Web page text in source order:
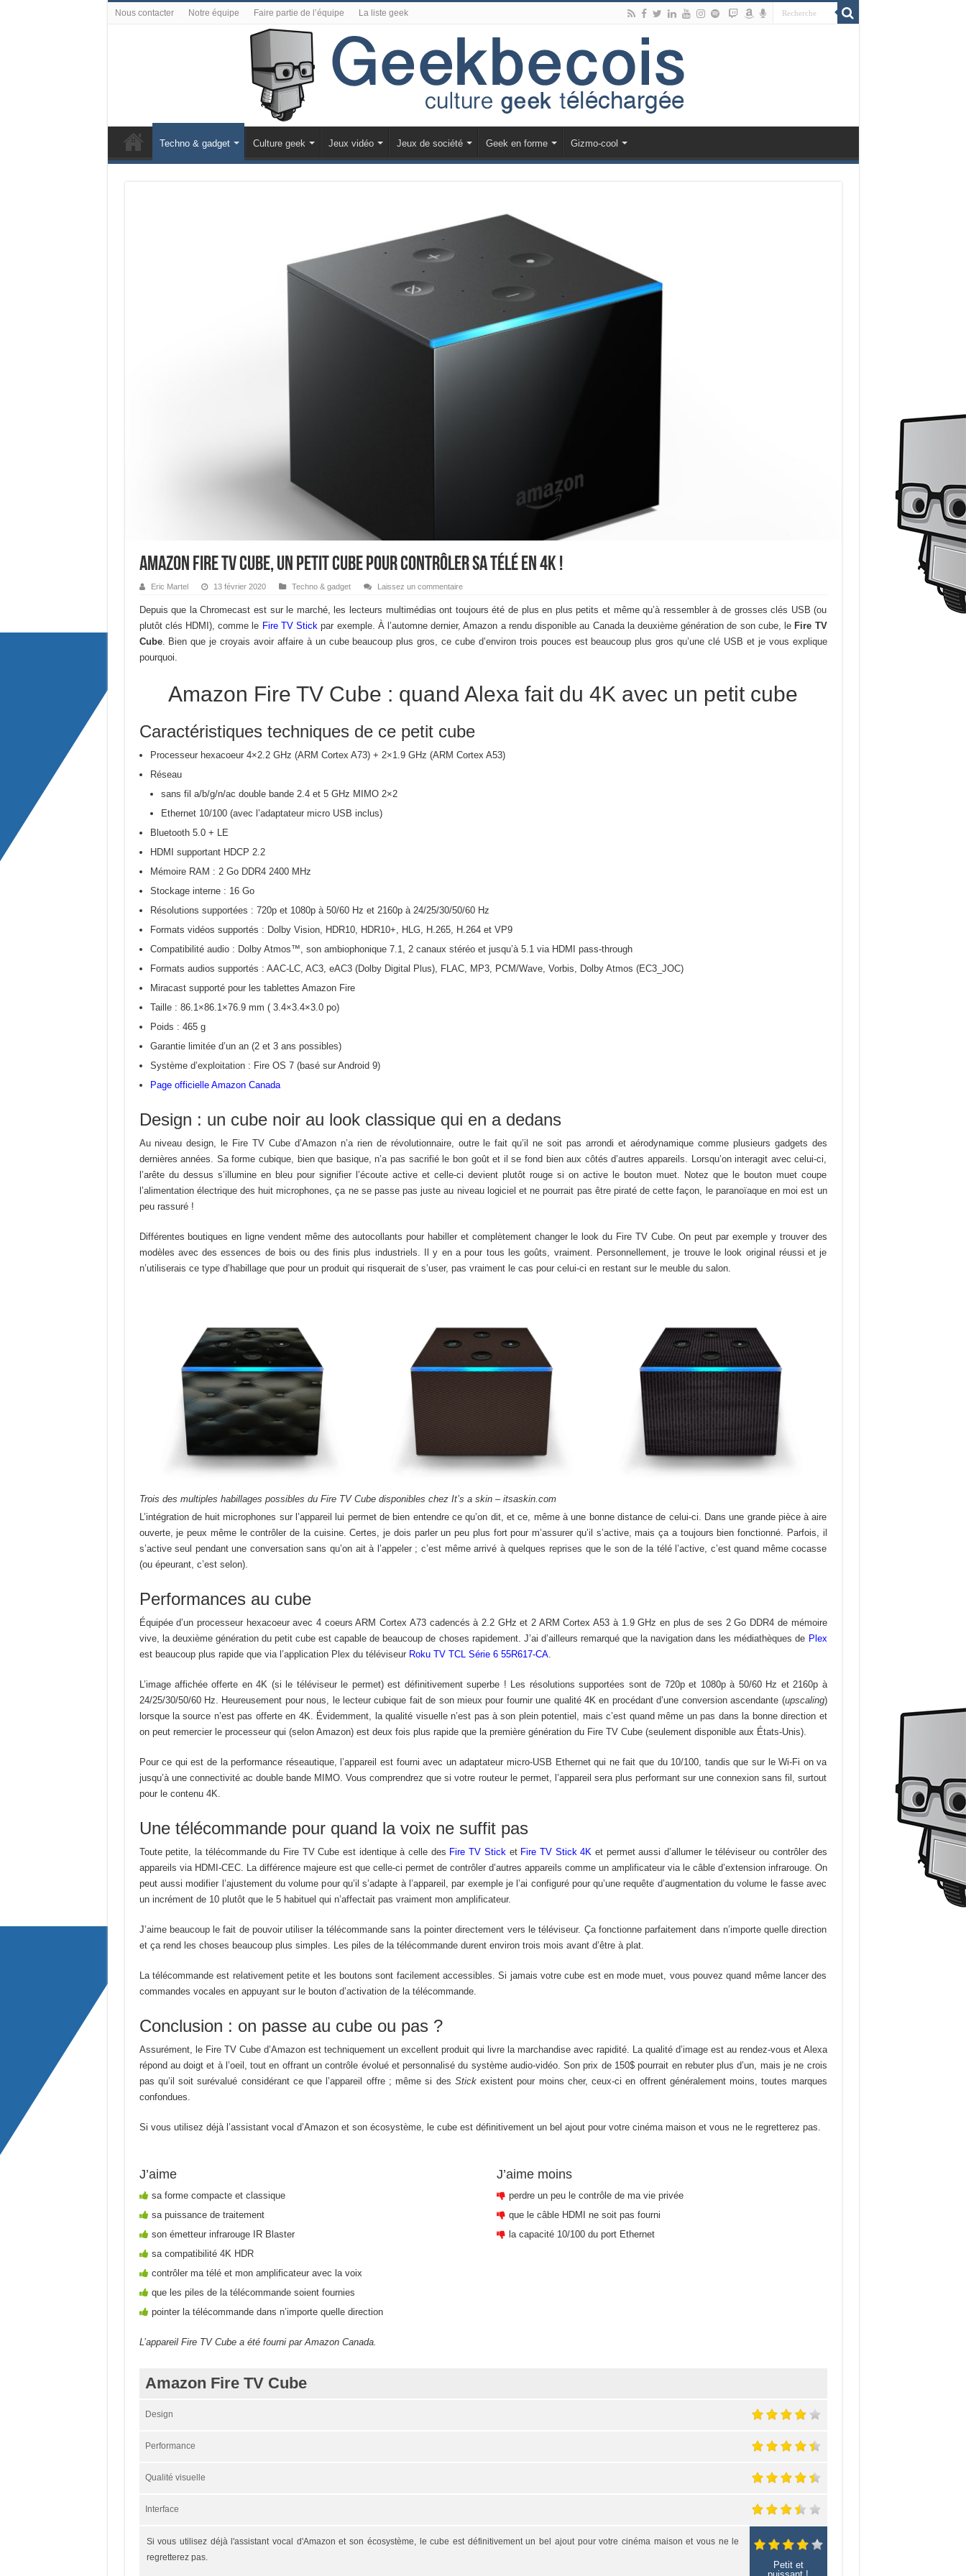
Nous contacter Notre équipe Faire partie de l’équipe La liste geek
Techno & gadget Culture geek Jeux vidéo Jeux de société Geek en forme Gizmo-cool
Amazon Fire TV Cube, un petit cube pour contrôler sa télé en 4K !
Eric Martel 13 février 2020 Techno & gadget Laissez un commentaire
Depuis que la Chromecast est sur le marché, les lecteurs multimédias ont toujours été de plus en plus petits et même qu’à ressembler à de grosses clés USB (ou
plutôt clés HDMI), comme le Fire TV Stick par exemple. À l’automne dernier, Amazon a rendu disponible au Canada la deuxième génération de son cube, leFire TV
Cube. Bien que je croyais avoir affaire à un cube beaucoup plus gros, ce cube d’environ trois pouces est beaucoup plus gros qu’une clé USB et je vous explique
pourquoi.
Amazon Fire TV Cube : quand Alexa fait du 4K avec un petit cube
Caractéristiques techniques de ce petit cube
Processeur hexacoeur 4×2.2 GHz (ARM Cortex A73) + 2×1.9 GHz (ARM Cortex A53)
Réseau
sans fil a/b/g/n/ac double bande 2.4 et 5 GHz MIMO 2×2
Ethernet 10/100 (avec l’adaptateur micro USB inclus)
Bluetooth 5.0 + LE
HDMI supportant HDCP 2.2
Mémoire RAM : 2 Go DDR4 2400 MHz
Stockage interne : 16 Go
Résolutions supportées : 720p et 1080p à 50/60 Hz et 2160p à 24/25/30/50/60 Hz
Formats vidéos supportés : Dolby Vision, HDR10, HDR10+, HLG, H.265, H.264 et VP9
Compatibilité audio : Dolby Atmos™, son ambiophonique 7.1, 2 canaux stéréo et jusqu’à 5.1 via HDMI pass-through
Formats audios supportés : AAC-LC, AC3, eAC3 (Dolby Digital Plus), FLAC, MP3, PCM/Wave, Vorbis, Dolby Atmos (EC3_JOC)
Miracast supporté pour les tablettes Amazon Fire
Taille : 86.1×86.1×76.9 mm ( 3.4×3.4×3.0 po)
Poids : 465 g
Garantie limitée d’un an (2 et 3 ans possibles)
Système d’exploitation : Fire OS 7 (basé sur Android 9)
Page officielle Amazon Canada
Design : un cube noir au look classique qui en a dedans
Au niveau design, le Fire TV Cube d’Amazon n’a rien de révolutionnaire, outre le fait qu’il ne soit pas arrondi et aérodynamique comme plusieurs gadgets des
dernières années. Sa forme cubique, bien que basique, n’a pas sacrifié le bon goût et il se fond bien aux côtés d’autres appareils. Lorsqu’on interagit avec celui-ci,
l’arête du dessus s’illumine en bleu pour signifier l’écoute active et celle-ci devient plutôt rouge si on active le bouton muet. Notez que le bouton muet coupe
l’alimentation électrique des huit microphones, ça ne se passe pas juste au niveau logiciel et ne pourrait pas être piraté de cette façon, le paranoïaque en moi est un
peu rassuré !
Différentes boutiques en ligne vendent même des autocollants pour habiller et complètement changer le look du Fire TV Cube. On peut par exemple y trouver des
modèles avec des essences de bois ou des finis plus industriels. Il y en a pour tous les goûts, vraiment. Personnellement, je trouve le look original réussi et je
n’utiliserais ce type d’habillage que pour un produit qui risquerait de s’user, pas vraiment le cas pour celui-ci en restant sur le meuble du salon.
Trois des multiples habillages possibles du Fire TV Cube disponibles chez It’s a skin – itsaskin.com
L’intégration de huit microphones sur l’appareil lui permet de bien entendre ce qu’on dit, et ce, même à une bonne distance de celui-ci. Dans une grande pièce à aire
ouverte, je peux même le contrôler de la cuisine. Certes, je dois parler un peu plus fort pour m’assurer qu’il s’active, mais ça a toujours bien fonctionné. Parfois, il
s’active seul pendant une conversation sans qu’on ait à l’appeler ; c’est même arrivé à quelques reprises que le son de la télé l’active, c’est quand même cocasse
(ou épeurant, c’est selon).
Performances au cube
Équipée d’un processeur hexacoeur avec 4 coeurs ARM Cortex A73 cadencés à 2.2 GHz et 2 ARM Cortex A53 à 1.9 GHz en plus de ses 2 Go DDR4 de mémoire
vive, la deuxième génération du petit cube est capable de beaucoup de choses rapidement. J’ai d’ailleurs remarqué que la navigation dans les médiathèques de Plex
est beaucoup plus rapide que via l’application Plex du téléviseur Roku TV TCL Série 6 55R617-CA.
L’image affichée offerte en 4K (si le téléviseur le permet) est définitivement superbe ! Les résolutions supportées sont de 720p et 1080p à 50/60 Hz et 2160p à
24/25/30/50/60 Hz. Heureusement pour nous, le lecteur cubique fait de son mieux pour fournir une qualité 4K en procédant d’une conversion ascendante (upscaling)
lorsque la source n’est pas offerte en 4K. Évidemment, la qualité visuelle n’est pas à son plein potentiel, mais c’est quand même un pas dans la bonne direction et
on peut remercier le processeur qui (selon Amazon) est deux fois plus rapide que la première génération du Fire TV Cube (seulement disponible aux États-Unis).
Pour ce qui est de la performance réseautique, l’appareil est fourni avec un adaptateur micro-USB Ethernet qui ne fait que du 10/100, tandis que sur le Wi-Fi on va
jusqu’à une connectivité ac double bande MIMO. Vous comprendrez que si votre routeur le permet, l’appareil sera plus performant sur une connexion sans fil, surtout
pour le contenu 4K.
Une télécommande pour quand la voix ne suffit pas
Toute petite, la télécommande du Fire TV Cube est identique à celle des Fire TV Sticket Fire TV Stick 4K et permet aussi d’allumer le téléviseur ou contrôler des
appareils via HDMI-CEC. La différence majeure est que celle-ci permet de contrôler d’autres appareils comme un amplificateur via le câble d’extension infrarouge. On
peut aussi modifier l’ajustement du volume pour qu’il s’adapte à l’appareil, par exemple je l’ai configuré pour qu’une requête d’augmentation du volume le fasse avec
un incrément de 10 plutôt que le 5 habituel qui n’affectait pas vraiment mon amplificateur.
J’aime beaucoup le fait de pouvoir utiliser la télécommande sans la pointer directement vers le téléviseur. Ça fonctionne parfaitement dans n’importe quelle direction
et ça rend les choses beaucoup plus simples. Les piles de la télécommande durent environ trois mois avant d’être à plat.
La télécommande est relativement petite et les boutons sont facilement accessibles. Si jamais votre cube est en mode muet, vous pouvez quand même lancer des
commandes vocales en appuyant sur le bouton d’activation de la télécommande.
Conclusion : on passe au cube ou pas ?
Assurément, le Fire TV Cube d’Amazon est techniquement un excellent produit qui livre la marchandise avec rapidité. La qualité d’image est au rendez-vous et Alexa
répond au doigt et à l’oeil, tout en offrant un contrôle évolué et personnalisé du système audio-vidéo. Son prix de 150$ pourrait en rebuter plus d’un, mais je ne crois
pas qu’il soit surévalué considérant ce que l’appareil offre ; même si des Stickexistent pour moins cher, ceux-ci en offrent généralement moins, toutes marques
confondues.
Si vous utilisez déjà l’assistant vocal d’Amazon et son écosystème, le cube est définitivement un bel ajout pour votre cinéma maison et vous ne le regretterez pas.
J’aime
sa forme compacte et classique
sa puissance de traitement
son émetteur infrarouge IR Blaster
sa compatibilité 4K HDR
contrôler ma télé et mon amplificateur avec la voix
que les piles de la télécommande soient fournies
pointer la télécommande dans n’importe quelle direction
J’aime moins
perdre un peu le contrôle de ma vie privée
que le câble HDMI ne soit pas fourni
la capacité 10/100 du port Ethernet
L’appareil Fire TV Cube a été fourni par Amazon Canada.
Amazon Fire TV Cube
Design
Performance
Qualité visuelle
Interface
Petit et
Si vous utilisez déjà l'assistant vocal d'Amazon et son écosystème, le cube est définitivement un bel ajout pour votre cinéma maison et vous ne le
regretterez pas.